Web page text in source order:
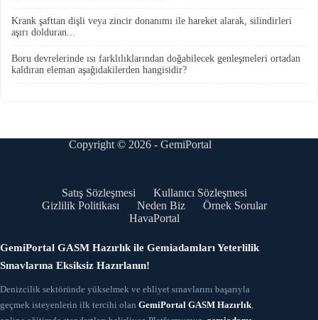
Krank şafttan dişli veya zincir donanımı ile hareket alarak, silindirleri
aşırı dolduran...
Boru devrelerinde ısı farklılıklarından doğabilecek genleşmeleri ortadan
kaldıran eleman aşağıdakilerden hangisidir?
Copyright © 2026 - GemiPortal
Satış Sözleşmesi
Kullanıcı Sözleşmesi
Gizlilik Politikası
Neden Biz
Örnek Sorular
HavaPortal
GemiPortal GASM Hazırlık ile Gemiadamları Yeterlilik
Sınavlarına Eksiksiz Hazırlanın!
Denizcilik sektöründe yükselmek ve ehliyet sınavlarını başarıyla
geçmek isteyenlerin ilk tercihi olan GemiPortal GASM Hazırlık